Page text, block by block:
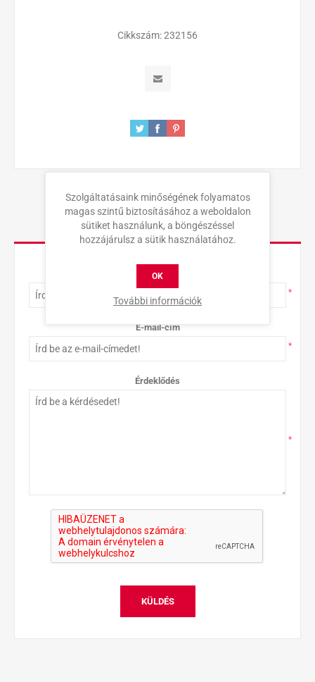
Cikkszám:232156
KAPCSOLAT
Teljes név
*
E-mail-cím
*
Érdeklődés
*
KÜLDÉS
Szolgáltatásaink minőségének folyamatos
magas szintű biztosításához a weboldalon
sütiket használunk, a böngészéssel
hozzájárulsz a sütik használatához.
OK
További információk